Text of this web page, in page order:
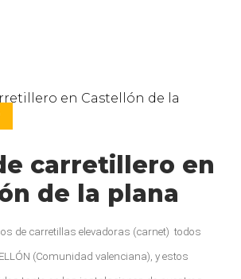
carretillero en
de la plana
de carretillas elevadoras (carnet) todos
(Comunidad valenciana), y estos